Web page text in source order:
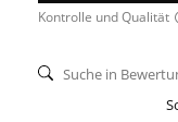
Kontrolle und Qualität